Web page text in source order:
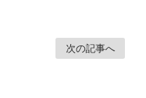
次の記事へ